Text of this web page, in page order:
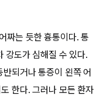
짜는 듯한 흉통이다. 통
강도가 심해질 수 있다.
되거나 통증이 왼쪽 어
한다. 그러나 모든 환자